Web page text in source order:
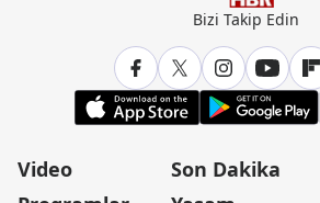
Bizi Takip Edin
Video
Son Dakika